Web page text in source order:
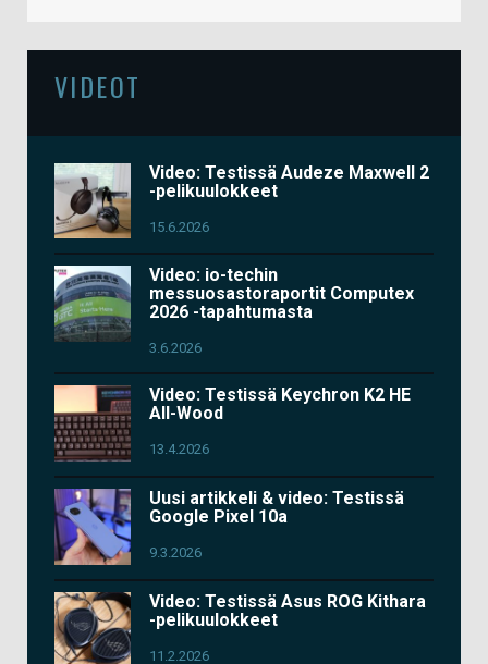
VIDEOT
Video: Testissä Audeze Maxwell 2
-pelikuulokkeet
15.6.2026
Video: io-techin
messuosastoraportit Computex
2026 -tapahtumasta
3.6.2026
Video: Testissä Keychron K2 HE
All-Wood
13.4.2026
Uusi artikkeli & video: Testissä
Google Pixel 10a
9.3.2026
Video: Testissä Asus ROG Kithara
-pelikuulokkeet
11.2.2026